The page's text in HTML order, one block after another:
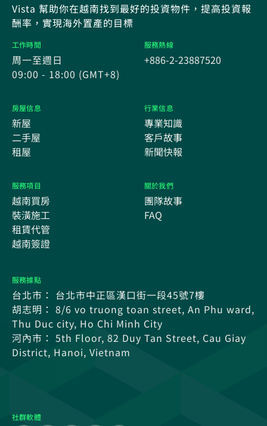
Vista 幫助你在越南找到最好的投資物件，提高投資報
酬率，實現海外置產的目標
工作時間
周一至週日
09:00 - 18:00 (GMT+8)
服務熱線
+886-2-23887520
房屋信息
新屋
二手屋
租屋
行業信息
專業知識
客戶故事
新聞快報
服務項目
越南買房
裝潢施工
租賃代管
越南簽證
關於我們
團隊故事
FAQ
服務據點
台北市： 台北市中正區漢口街一段45號7樓
胡志明： 8/6 vo truong toan street, An Phu ward,
Thu Duc city, Ho Chi Minh City
河內市： 5th Floor, 82 Duy Tan Street, Cau Giay
District, Hanoi, Vietnam
社群軟體